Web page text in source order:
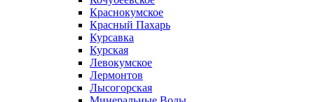
Краснокумское
Красный Пахарь
Курсавка
Курская
Левокумское
Лермонтов
Лысогорская